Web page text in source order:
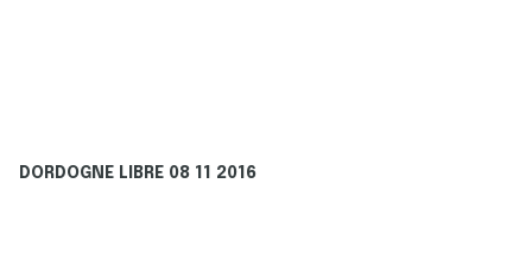
DORDOGNE LIBRE 08 11 2016